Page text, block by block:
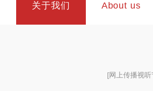
关于我们 About us
[网上传播视